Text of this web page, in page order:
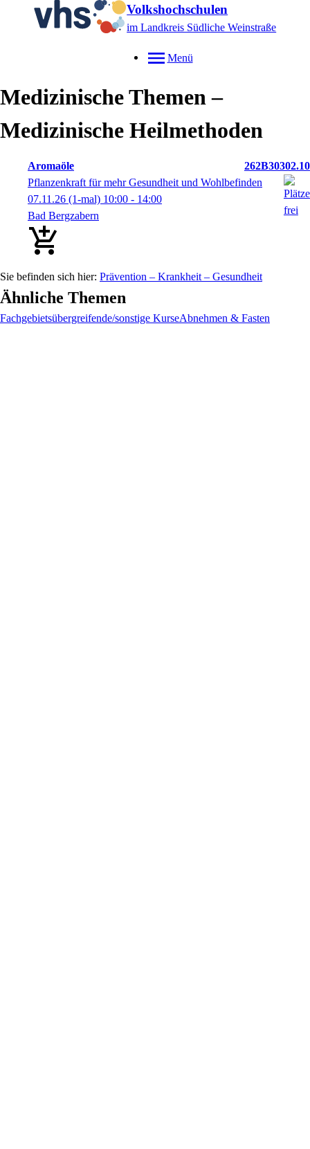
Volkshochschulen
im Landkreis Südliche Weinstraße
Menü
Medizinische Themen –
Medizinische Heilmethoden
Aromaöle
262B30302.10
Pflanzenkraft für mehr Gesundheit und Wohlbefinden
07.11.26 (1-mal) 10:00 - 14:00
Bad Bergzabern
Prävention – Krankheit – Gesundheit
Ähnliche Themen
Fachgebietsübergreifende/sonstige KurseAbnehmen & Fasten